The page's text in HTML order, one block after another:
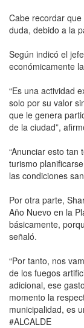
Cabe recordar
duda, debido a la
Según indicó el
económicamente
“Es una actividad
solo por su valor
que le genera
de la ciudad”,
“Anunciar esto
turismo
las condiciones
Por otra parte,
Año Nuevo en la
básicamente,
señaló.
“Por tanto, nos
de los fuegos
adicional, ese
momento la
municipalidad, es
#ALCALDE